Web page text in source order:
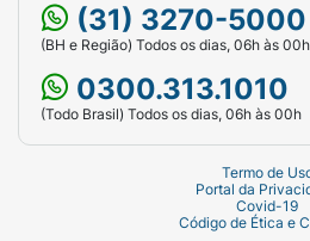
(31) 3270-5000
(BH e Região) Todos os dias, 06h às 00h
0300.313.1010
(Todo Brasil) Todos os dias, 06h às 00h
Termo de
Portal da
Covid-19
Código de Ética e